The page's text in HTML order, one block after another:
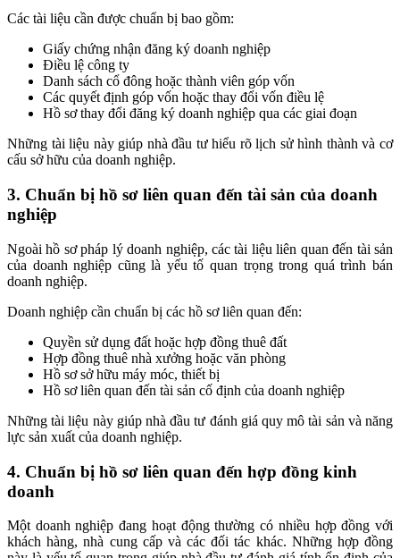
Các tài liệu cần được chuẩn bị bao gồm:
Giấy chứng nhận đăng ký doanh nghiệp
Điều lệ công ty
Danh sách cổ đông hoặc thành viên góp vốn
Các quyết định góp vốn hoặc thay đổi vốn điều lệ
Hồ sơ thay đổi đăng ký doanh nghiệp qua các giai đoạn
Những tài liệu này giúp nhà đầu tư hiểu rõ lịch sử hình thành và cơ
cấu sở hữu của doanh nghiệp.
3. Chuẩn bị hồ sơ liên quan đến tài sản của doanh
nghiệp
Ngoài hồ sơ pháp lý doanh nghiệp, các tài liệu liên quan đến tài sản
của doanh nghiệp cũng là yếu tố quan trọng trong quá trình bán
doanh nghiệp.
Doanh nghiệp cần chuẩn bị các hồ sơ liên quan đến:
Quyền sử dụng đất hoặc hợp đồng thuê đất
Hợp đồng thuê nhà xưởng hoặc văn phòng
Hồ sơ sở hữu máy móc, thiết bị
Hồ sơ liên quan đến tài sản cố định của doanh nghiệp
Những tài liệu này giúp nhà đầu tư đánh giá quy mô tài sản và năng
lực sản xuất của doanh nghiệp.
4. Chuẩn bị hồ sơ liên quan đến hợp đồng kinh
doanh
Một doanh nghiệp đang hoạt động thường có nhiều hợp đồng với
khách hàng, nhà cung cấp và các đối tác khác. Những hợp đồng